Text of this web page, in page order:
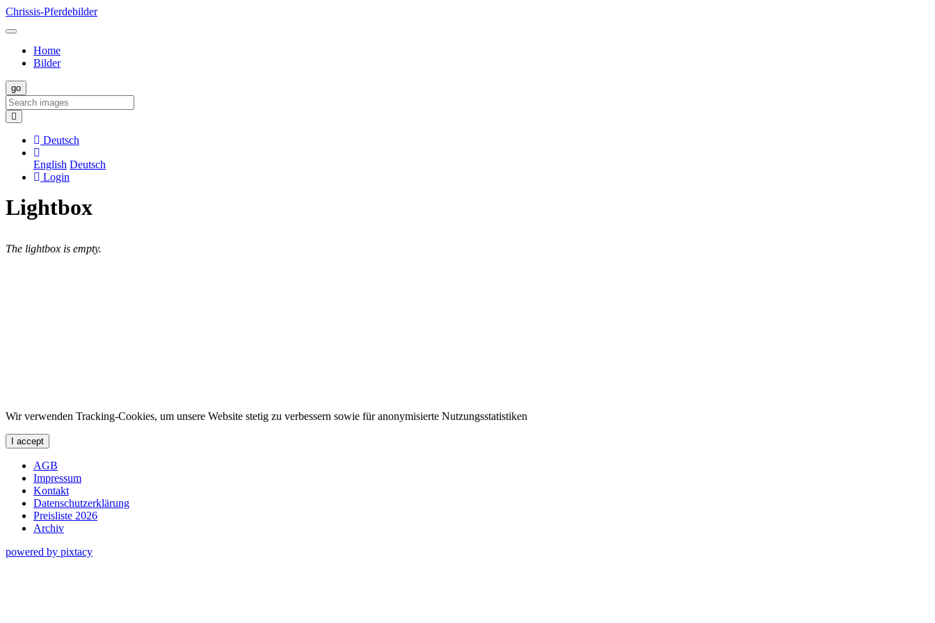
Chrissis-Pferdebilder
Home
Bilder
Deutsch
English Deutsch
Login
Lightbox
The lightbox is empty.
Wir verwenden Tracking-Cookies, um unsere Website stetig zu verbessern sowie für anonymisierte Nutzungsstatistiken
I accept
AGB
Impressum
Kontakt
Datenschutzerklärung
Preisliste 2026
Archiv
powered by pixtacy